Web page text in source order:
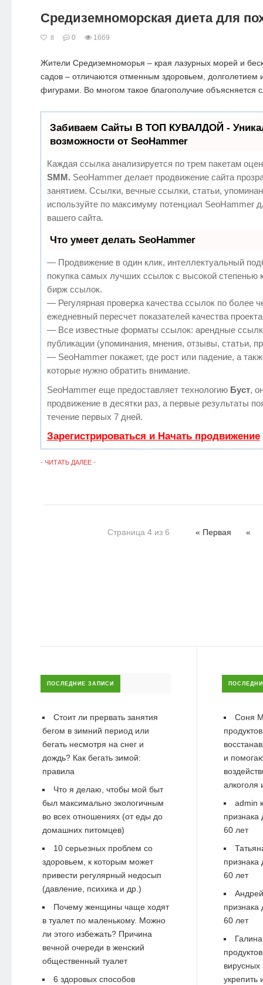
Средиземноморская диета для
8 0 1669
Жители Средиземноморья – края лазурных морей и
садов – отличаются отменным здоровьем, долголетием
фигурами. Во многом такое благополучие объясняется
Забиваем Сайты В ТОП КУВАЛДОЙ -
возможности от SeoHammer
Каждая ссылка анализируется по трем пакетам
SMM. SeoHammer делает продвижение сайта
занятием. Ссылки, вечные ссылки, статьи,
используйте по максимуму потенциал SeoHammer
вашего сайта.
Что умеет делать SeoHammer
— Продвижение в один клик, интеллектуальный
покупка самых лучших ссылок с высокой степенью
бирж ссылок.
— Регулярная проверка качества ссылок по более
ежедневный пересчет показателей качества
— Все известные форматы ссылок: арендные
публикации (упоминания, мнения, отзывы, статьи,
— SeoHammer покажет, где рост или падение, а
которые нужно обратить внимание.
SeoHammer еще предоставляет технологию Буст,
продвижение в десятки раз, а первые результаты
течение первых 7 дней.
Зарегистрироваться и Начать продвижение
- ЧИТАТЬ ДАЛЕЕ -
Страница 4 из 6 « Первая «
ПОСЛЕДНИЕ ЗАПИСИ
Стоит ли прервать занятия
бегом в зимний период или
бегать несмотря на снег и
дождь? Как бегать зимой:
правила
Что я делаю, чтобы мой быт
был максимально экологичным
во всех отношениях (от еды до
домашних питомцев)
10 серьезных проблем со
здоровьем, к которым может
привести регулярный недосып
(давление, психика и др.)
Почему женщины чаще ходят
в туалет по маленькому. Можно
ли этого избежать? Причина
вечной очереди в женский
общественный туалет
6 здоровых способов
Соня
и
алкоголя
admin
60 лет
60 лет
Андрей
60 лет
Галина
вирусных
укрепить